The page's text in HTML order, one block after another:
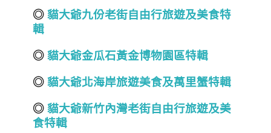
◎ 貓大爺九份老街自由行旅遊及美食特
輯
◎ 貓大爺金瓜石黃金博物園區特輯
◎ 貓大爺北海岸旅遊美食及萬里蟹特輯
◎ 貓大爺新竹內灣老街自由行旅遊及美
食特輯